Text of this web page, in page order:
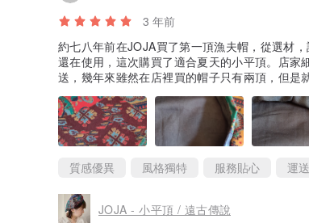
3 年前
約七八年前在JOJA買了第一頂漁夫帽，從選材
還在使用，這次購買了適合夏天的小平頂。店
送，幾年來雖然在店裡買的帽子只有兩頂，但是
質感優異 風格獨特 服務貼心 運
JOJA - 小平頂 / 遠古傳說